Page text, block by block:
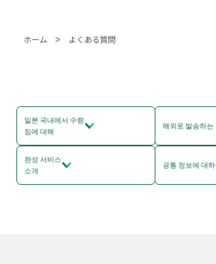
ホーム > よくある質問
일본 국내에서 수령
짐에 대해
해외로 발송하는
완성 서비스
소개
공통 정보에 대